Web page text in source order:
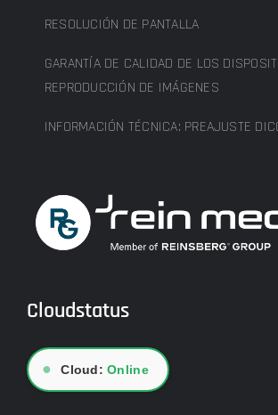
RESOLUCIÓN DE PANTALLA
GARANTÍA DE CALIDAD DE LOS
REPRODUCCIÓN DE IMÁGENES
INFORMACIÓN TÉCNICA: PREAJUSTE
Cloudstatus
● Cloud:Online